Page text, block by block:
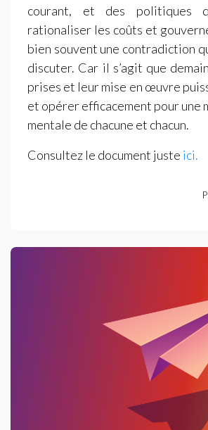
courant, et des politiques
rationaliser les coûts et
bien souvent une contradiction
discuter. Car il s’agit que
prises et leur mise en œuvre
et opérer efficacement pour une
mentale de chacune et chacun.
Consultez le document juste ici.